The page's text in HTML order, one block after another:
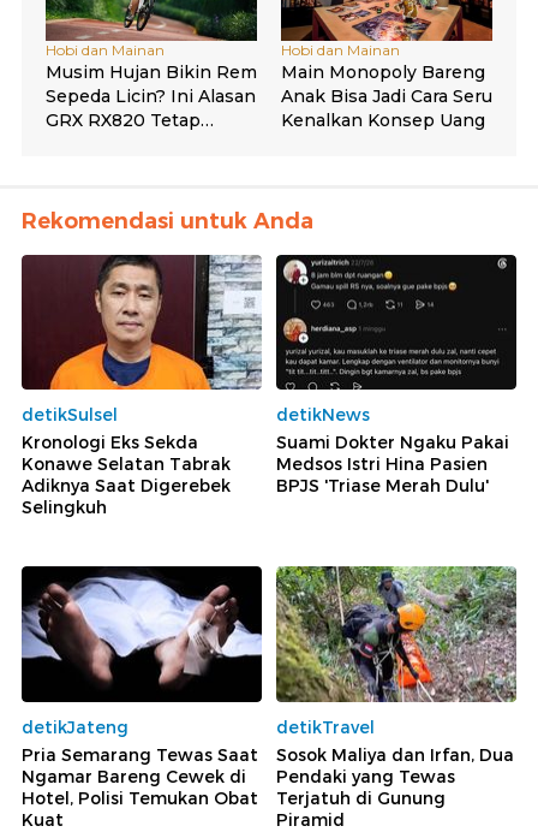
Rekomendasi untuk Anda
detikSulsel
Kronologi Eks Sekda
Konawe Selatan Tabrak
Adiknya Saat Digerebek
Selingkuh
detikNews
Suami Dokter Ngaku Pakai
Medsos Istri Hina Pasien
BPJS 'Triase Merah Dulu'
detikJateng
Pria Semarang Tewas Saat
Ngamar Bareng Cewek di
Hotel, Polisi Temukan Obat
Kuat
detikTravel
Sosok Maliya dan Irfan, Dua
Pendaki yang Tewas
Terjatuh di Gunung
Piramid